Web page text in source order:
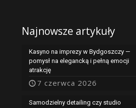
Najnowsze artykuły
Kasyno na imprezy w Bydgoszczy —
pomysł na elegancką i pełną emocji
atrakcję
7 czerwca 2026
Samodzielny detailing czy studio